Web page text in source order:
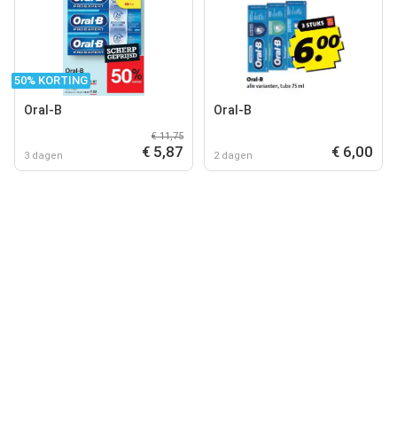
50% KORTING
Oral-B
3 dagen
€ 11,75
€ 5,87
Oral-B
2 dagen € 6,00